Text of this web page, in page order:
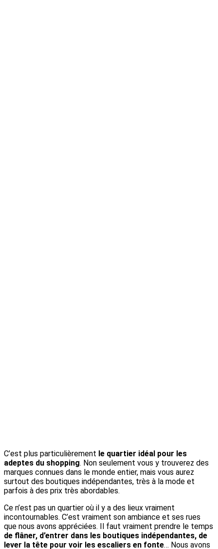
C’est plus particulièrement le quartier idéal pour les
adeptes du shopping. Non seulement vous y trouverez des
marques connues dans le monde entier, mais vous aurez
surtout des boutiques indépendantes, très à la mode et
parfois à des prix très abordables.
Ce n’est pas un quartier où il y a des lieux vraiment
incontournables. C’est vraiment son ambiance et ses rues
que nous avons appréciées. Il faut vraiment prendre le temps
de flâner, d’entrer dans les boutiques indépendantes, de
lever la tête pour voir les escaliers en fonte… Nous avons